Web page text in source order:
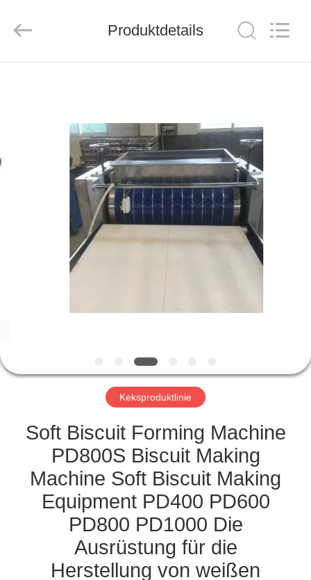
PRODUKTE
ÜBER
FABRIK-
AUSFLUG
SIE
MIT
VERBINDUNG
NACHRICHTEN
FORDERN
Reserved.
Developed
Produktdetails
Keksproduktlinie
Soft Biscuit Forming Machine
PD800S Biscuit Making
Machine Soft Biscuit Making
Equipment PD400 PD600
PD800 PD1000 Die
Ausrüstung für die
Herstellung von weißen